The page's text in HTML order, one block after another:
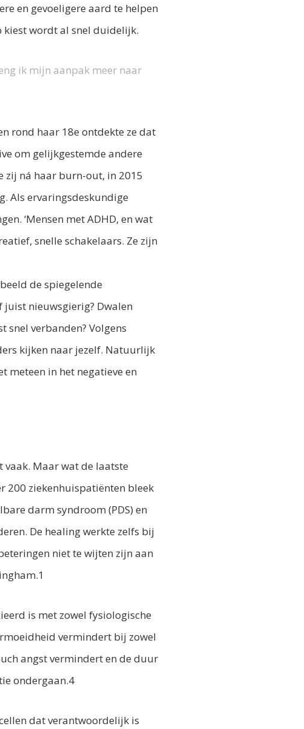
en gevoeligere aard te helpen
kiest wordt al snel duidelijk.
ik mijn aanpak meer naar
rond haar 18e ontdekte ze dat
om gelijkgestemde andere
zij ná haar burn-out, in 2015
Als ervaringsdeskundige
‘Mensen met ADHD, en wat
snelle schakelaars. Ze zijn
de spiegelende
juist nieuwsgierig? Dwalen
snel verbanden? Volgens
kijken naar jezelf. Natuurlijk
meteen in het negatieve en
vaak. Maar wat de laatste
200 ziekenhuispatiënten bleek
darm syndroom (PDS) en
De healing werkte zelfs bij
niet te wijten zijn aan
is met zowel fysiologische
vermindert bij zowel
angst vermindert en de duur
ondergaan.4
dat verantwoordelijk is